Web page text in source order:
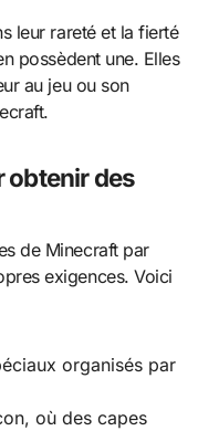
leur rareté et la fierté
possèdent une. Elles
au jeu ou son
obtenir des
de Minecraft par
exigences. Voici
organisés par
où des capes